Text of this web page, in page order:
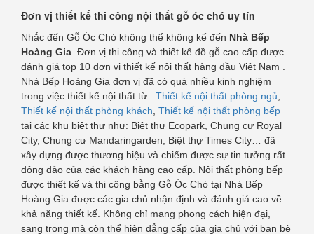
Đơn vị thiết kế thi công nội thất gỗ óc chó uy tín
Nhắc đến Gỗ Óc Chó không thể không kể đến Nhà Bếp
Hoàng Gia . Đơn vị thi công và thiết kế đồ gỗ cao cấp được
đánh giá top 10 đơn vị thiết kế nội thất hàng đầu Việt Nam .
Nhà Bếp Hoàng Gia đơn vị đã có quá nhiều kinh nghiệm
trong việc thiết kế nội thất từ : Thiết kế nội thất phòng ngủ
Thiết kế nội thất phòng khách Thiết kế nội thất phòng bếp
tại các khu biệt thự như: Biệt thự Ecopark, Chung cư Royal
City, Chung cư Mandaringarden, Biệt thự Times City… đã
xây dựng được thương hiệu và chiếm được sự tin tưởng rất
đông đảo của các khách hàng cao cấp. Nội thất phòng bếp
được thiết kế và thi công bằng Gỗ Óc Chó tại Nhà Bếp
Hoàng Gia được các gia chủ nhận định và đánh giá cao về
khả năng thiết kế. Không chỉ mang phong cách hiện đại,
sang trọng mà còn thể hiện đẳng cấp của gia chủ với bạn bè